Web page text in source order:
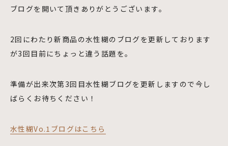
ブログを開いて頂きありがとうございます。
2回にわたり新商品の水性糊のブログを更新しております
が3回目前にちょっと違う話題を。
準備が出来次第3回目水性糊ブログを更新しますので今し
ばらくお待ちください！
水性糊Vo.1ブログはこちら